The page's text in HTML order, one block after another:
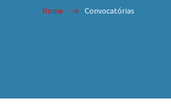
Home Convocatórias